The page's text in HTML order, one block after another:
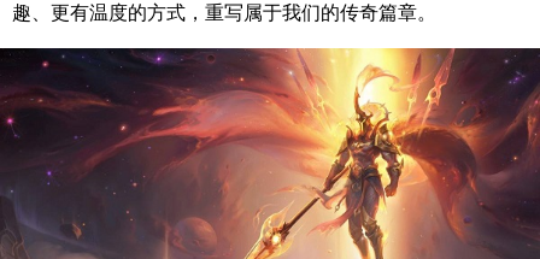
趣、更有温度的方式，重写属于我们的传奇篇章。